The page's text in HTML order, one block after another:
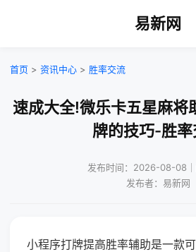
易新网
首页 > 资讯中心 > 胜率交流
速成大全!微乐卡五星麻将
牌的技巧-胜率
发布时间：2026-08-08
发布者：易新网
小程序打牌提高胜率辅助是一款